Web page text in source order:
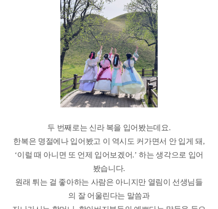
두 번째로는 신라 복을 입어봤는데요.
한복은 명절에나 입어봤고 이 역시도 커가면서 안 입게 돼 ,
‘이럴 때 아니면 또 언제 입어보겠어.’하는 생각으로 입어
봤습니다.
원래 튀는 걸 좋아하는 사람은 아니지만 열림이 선생님들
의 잘 어울린다는 말씀과